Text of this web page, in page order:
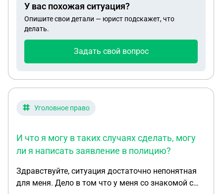
У вас похожая ситуация?
Опишите свои детали — юрист подскажет, что
делать.
Задать свой вопрос
Уголовное право
И что я могу в таких случаях сделать, могу
ли я написать заявление в полицию?
Здравствуйте, ситуация достаточно непонятная
для меня. Дело в том что у меня со знакомой с